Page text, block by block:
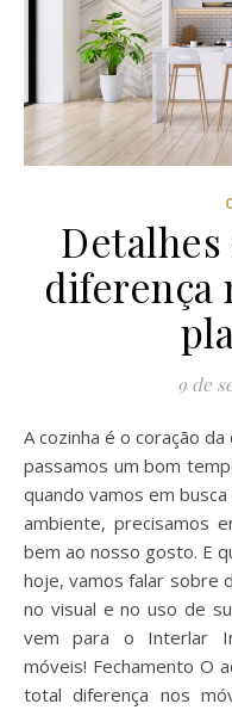
diferença
9 de
A cozinha é o coração da casa! Além das refeições, é ali que
passamos um bom
quando vamos em
ambiente, precisamos
bem ao nosso gosto. E
hoje, vamos falar sobre
no visual e no uso de
vem para o Interlar
móveis! Fechamento O
total diferença nos